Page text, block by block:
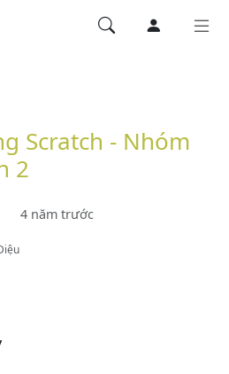
Scratch - Nhóm
2
4 năm trước